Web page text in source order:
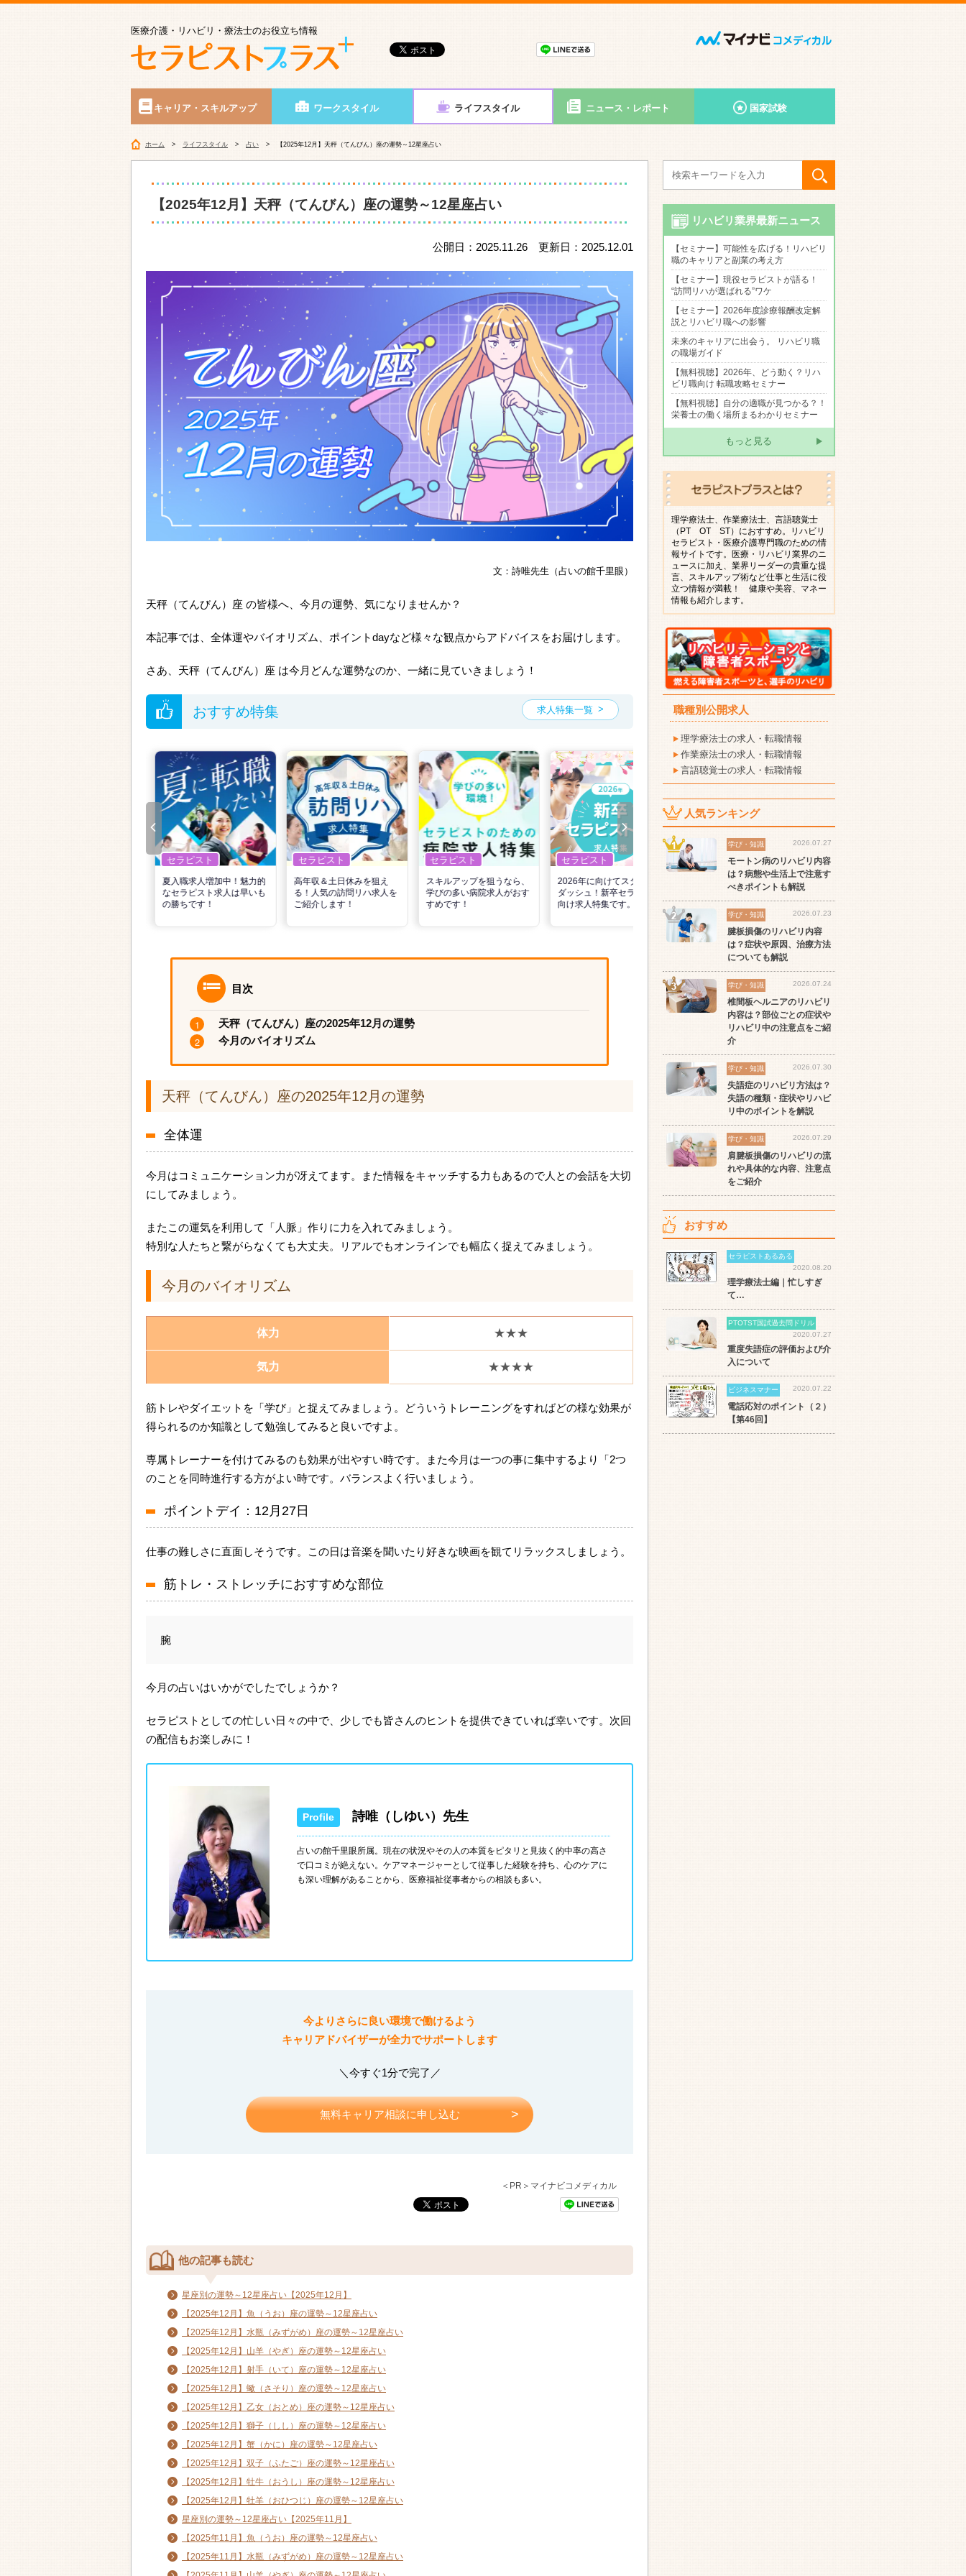
医療介護・リハビリ・療法士のお役立ち情報
キャリア・スキルアップ ワークスタイル ライフスタイル ニュース・レポート 国家試験
ホーム ライフスタイル 占い 【2025年12月】天秤（てんびん）座の運勢～12星座占い
【2025年12月】天秤（てんびん）座の運勢～12星座占い
公開日：2025.11.26 更新日：2025.12.01
文：詩唯先生（占いの館千里眼）
天秤（てんびん）座 の皆様へ、今月の運勢、気になりませんか？
本記事では、全体運やバイオリズム、ポイントdayなど様々な観点からアドバイスをお届けします。
さあ、天秤（てんびん）座 は今月どんな運勢なのか、一緒に見ていきましょう！
おすすめ特集 求人特集一覧
セラピスト
夏入職求人増加中！魅力的
なセラピスト求人は早いも
の勝ちです！
セラピスト
高年収＆土日休みを狙え
る！人気の訪問リハ求人を
ご紹介します！
セラピスト
スキルアップを狙うなら、
学びの多い病院求人がおす
すめです！
セラピスト
2026年に向けてスタート
ダッシュ！新卒セラピスト
向け求人特集です。
セラピスト
世の中の需要の高まりとと
もに増加傾向の「介護施
設」求人をご紹介！
セラピスト
ワークライフバランス重視
準？数え方も解説
目次
天秤（てんびん）座の2025年12月の運勢
今月のバイオリズム
天秤（てんびん）座の2025年12月の運勢
全体運
今月はコミュニケーション力が冴えてます。また情報をキャッチする力もあるので人との会話を大切
にしてみましょう。
またこの運気を利用して「人脈」作りに力を入れてみましょう。
特別な人たちと繋がらなくても大丈夫。リアルでもオンラインでも幅広く捉えてみましょう。
今月のバイオリズム
体力 ★★★
気力 ★★★★
筋トレやダイエットを「学び」と捉えてみましょう。どういうトレーニングをすればどの様な効果が
得られるのか知識として勉強してみると良いですよ。
専属トレーナーを付けてみるのも効果が出やすい時です。また今月は一つの事に集中するより「2つ
のことを同時進行する方がよい時です。バランスよく行いましょう。
ポイントデイ：12月27日
仕事の難しさに直面しそうです。この日は音楽を聞いたり好きな映画を観てリラックスしましょう。
筋トレ・ストレッチにおすすめな部位
腕
今月の占いはいかがでしたでしょうか？
セラピストとしての忙しい日々の中で、少しでも皆さんのヒントを提供できていれば幸いです。次回
の配信もお楽しみに！
詩唯（しゆい）先生
占いの館千里眼所属。現在の状況やその人の本質をピタリと見抜く的中率の高さ
で口コミが絶えない。ケアマネージャーとして従事した経験を持ち、心のケアに
も深い理解があることから、医療福祉従事者からの相談も多い。
今よりさらに良い環境で働けるよう
キャリアドバイザーが全力でサポートします
＼今すぐ1分で完了／
無料キャリア相談に申し込む
＜PR＞マイナビコメディカル
他の記事も読む
星座別の運勢～12星座占い【2025年12月】
【2025年12月】魚（うお）座の運勢～12星座占い
【2025年12月】水瓶（みずがめ）座の運勢～12星座占い
【2025年12月】山羊（やぎ）座の運勢～12星座占い
【2025年12月】射手（いて）座の運勢～12星座占い
【2025年12月】蠍（さそり）座の運勢～12星座占い
【2025年12月】乙女（おとめ）座の運勢～12星座占い
【2025年12月】獅子（しし）座の運勢～12星座占い
【2025年12月】蟹（かに）座の運勢～12星座占い
【2025年12月】双子（ふたご）座の運勢～12星座占い
【2025年12月】牡牛（おうし）座の運勢～12星座占い
【2025年12月】牡羊（おひつじ）座の運勢～12星座占い
星座別の運勢～12星座占い【2025年11月】
【2025年11月】魚（うお）座の運勢～12星座占い
【2025年11月】水瓶（みずがめ）座の運勢～12星座占い
リハビリ業界最新ニュース
【セミナー】可能性を広げる！リハビリ
職のキャリアと副業の考え方
【セミナー】現役セラピストが語る！
“訪問リハが選ばれる”ワケ
【セミナー】2026年度診療報酬改定解
説とリハビリ職への影響
未来のキャリアに出会う。 リハビリ職
の職場ガイド
【無料視聴】2026年、どう動く？リハ
ビリ職向け 転職攻略セミナー
【無料視聴】自分の適職が見つかる？！
栄養士の働く場所まるわかりセミナー
もっと見る
理学療法士、作業療法士、言語聴覚士
（PT OT ST）におすすめ。リハビリ
セラピスト・医療介護専門職のための情
報サイトです。医療・リハビリ業界のニ
ュースに加え、業界リーダーの貴重な提
言、スキルアップ術など仕事と生活に役
立つ情報が満載！ 健康や美容、マネー
情報も紹介します。
職種別公開求人
理学療法士の求人・転職情報
作業療法士の求人・転職情報
言語聴覚士の求人・転職情報
人気ランキング
学び・知識 2026.07.27
モートン病のリハビリ内容
は？病態や生活上で注意す
べきポイントも解説
学び・知識 2026.07.23
腱板損傷のリハビリ内容
は？症状や原因、治療方法
についても解説
学び・知識 2026.07.24
椎間板ヘルニアのリハビリ
内容は？部位ごとの症状や
リハビリ中の注意点をご紹
介
学び・知識 2026.07.30
失語症のリハビリ方法は？
失語の種類・症状やリハビ
リ中のポイントを解説
学び・知識 2026.07.29
肩腱板損傷のリハビリの流
れや具体的な内容、注意点
をご紹介
おすすめ
セラピストあるある
2020.08.20
理学療法士編｜忙しすぎ
て…
PTOTST国試過去問ドリル
2020.07.27
重度失語症の評価および介
入について
ビジネスマナー 2020.07.22
電話応対のポイント（２）
【第46回】